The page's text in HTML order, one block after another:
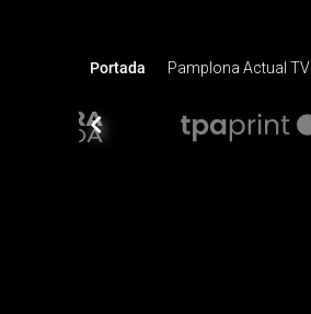
Portada Pamplona Actual TV
chevron_left